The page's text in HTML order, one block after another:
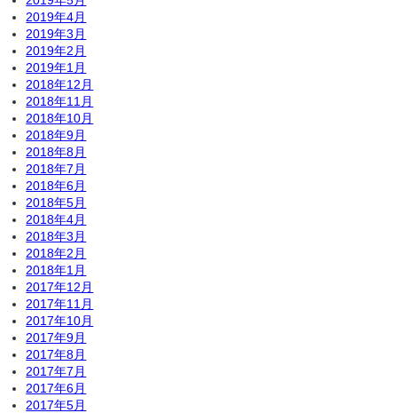
2019年4月
2019年3月
2019年2月
2019年1月
2018年12月
2018年11月
2018年10月
2018年9月
2018年8月
2018年7月
2018年6月
2018年5月
2018年4月
2018年3月
2018年2月
2018年1月
2017年12月
2017年11月
2017年10月
2017年9月
2017年8月
2017年7月
2017年6月
2017年5月